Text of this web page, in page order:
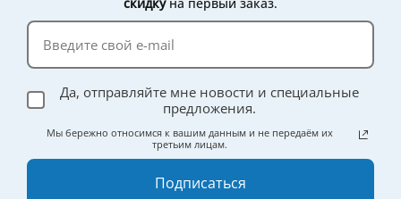
Да, отправляйте мне новости и специальные
предложения.
Мы бережно относимся к вашим данным и не передаём их
третьим лицам.
Подписаться